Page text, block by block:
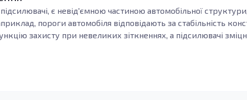
є невід'ємною частиною автомобільної
пороги автомобіля відповідають за стабільність
захисту при невеликих зіткненнях, а підсилювачі
важливо акцентувати увагу на якості. Якісні кузовні